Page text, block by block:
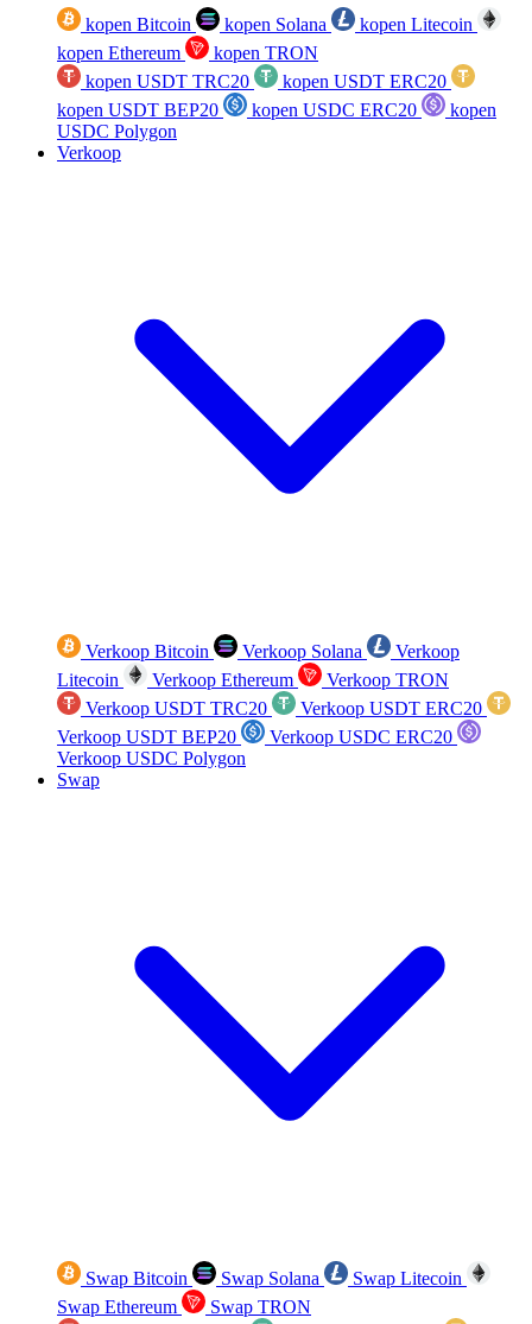
kopen Bitcoin kopen Solana
kopen Litecoin
kopen Ethereum
kopen TRON
kopen USDT TRC20
kopen USDT ERC20
kopen USDT BEP20
kopen USDC ERC20
kopen
USDC Polygon
Verkoop
Verkoop Bitcoin Verkoop Solana
Verkoop
Litecoin
Verkoop Ethereum
Verkoop TRON
Verkoop USDT TRC20
Verkoop USDT ERC20
Verkoop USDT BEP20
Verkoop USDC ERC20
Verkoop USDC Polygon
Swap
Swap Bitcoin Swap Solana
Swap Litecoin
Swap Ethereum
Swap TRON